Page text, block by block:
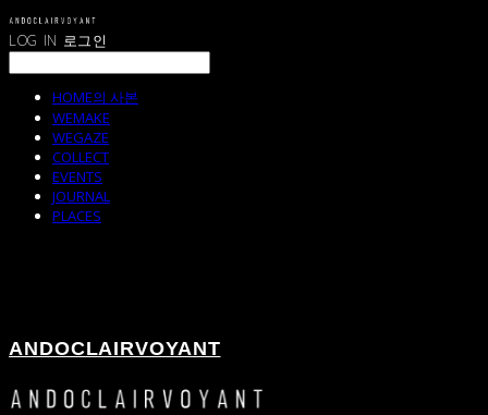
LOG IN 로그인
HOME의 사본
WEMAKE
WEGAZE
COLLECT
EVENTS
JOURNAL
PLACES
ANDOCLAIRVOYANT